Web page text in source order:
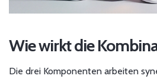
Wie wirkt die
Die drei Komponenten arbeiten